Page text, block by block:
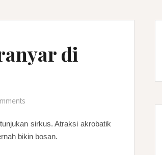
di
sirkus. Atraksi akrobatik
bikin bosan.